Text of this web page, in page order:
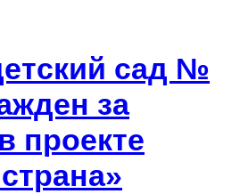
сад №
за
проекте